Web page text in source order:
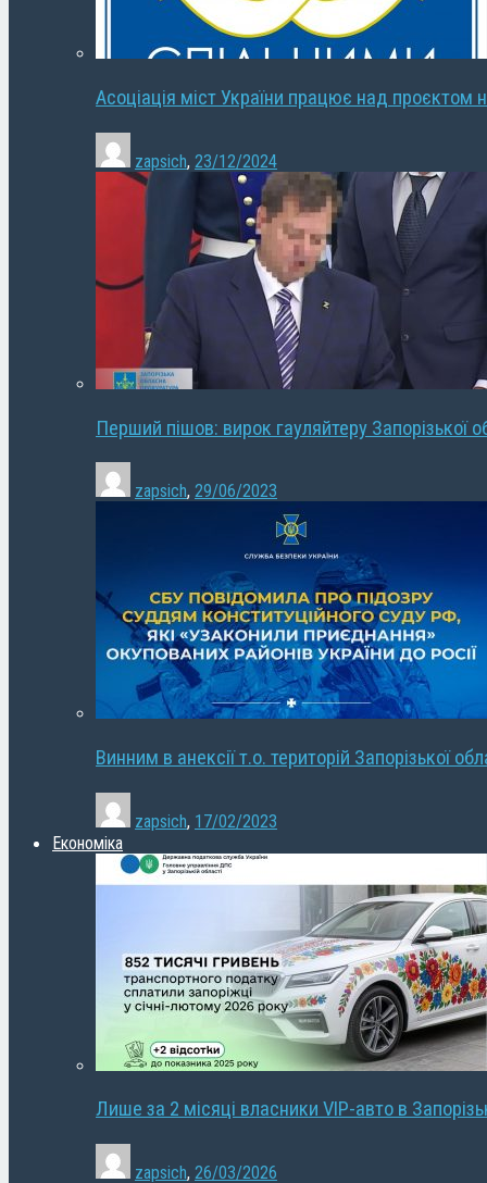
Асоціація міст України працює над проєктом
zapsich, 23/12/2024
Перший пішов: вирок гауляйтеру Запорізької
zapsich, 29/06/2023
Винним в анексії т.о. територій Запорізької
zapsich, 17/02/2023
Економіка
Лише за 2 місяці власники VIP-авто в
zapsich, 26/03/2026